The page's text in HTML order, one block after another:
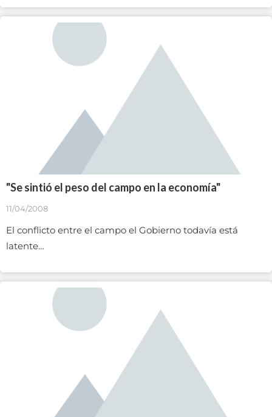
"Se sintió el peso del campo en la economía"
11/04/2008
El conflicto entre el campo el Gobierno todavía está
latente…